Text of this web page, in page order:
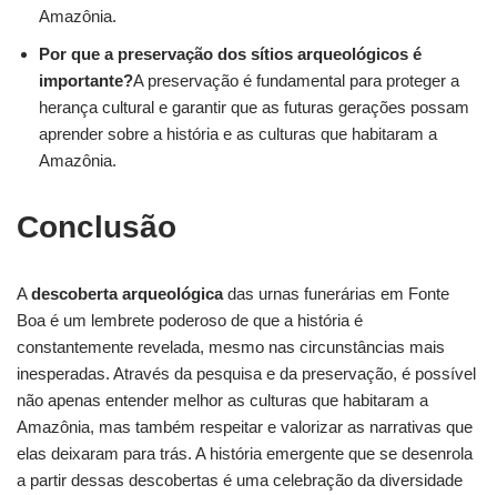
Amazônia.
Por que a preservação dos sítios arqueológicos é
importante?A preservação é fundamental para proteger a
herança cultural e garantir que as futuras gerações possam
aprender sobre a história e as culturas que habitaram a
Amazônia.
Conclusão
Adescoberta arqueológicadas urnas funerárias em Fonte
Boa é um lembrete poderoso de que a história é
constantemente revelada, mesmo nas circunstâncias mais
inesperadas. Através da pesquisa e da preservação, é possível
não apenas entender melhor as culturas que habitaram a
Amazônia, mas também respeitar e valorizar as narrativas que
elas deixaram para trás. A história emergente que se desenrola
a partir dessas descobertas é uma celebração da diversidade